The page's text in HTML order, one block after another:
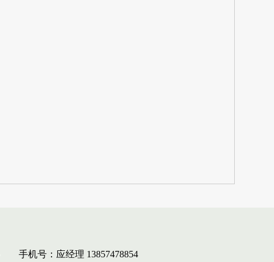
手机号：应经理 13857478854